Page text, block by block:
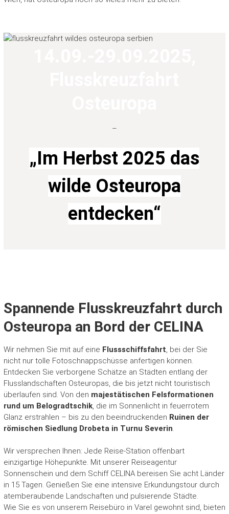
a
e
F
r
i
e
s
a
–
„Im Herbst 2025 das
wilde Osteuropa
entdecken“
Spannende Flusskreuzfahrt durch
Osteuropa an Bord der CELINA
Wir nehmen Sie mit auf eine Flussschiffsfahrt, bei der Sie
nicht nur tolle Fotoschnappschüsse anfertigen können.
Entdecken Sie verborgene Schätze an Städten entlang der
Flusslandschaften Osteuropas, die bis jetzt nicht touristisch
überlaufen sind. Von den majestätischen Felsformationen
rund um Belogradtschik, die im Sonnenlicht in feuerrotem
Glanz erstrahlen – bis zu den beeindruckenden Ruinen der
römischen Siedlung Drobeta in Turnu Severin.
Wir versprechen Ihnen: Jede Reise-Station offenbart
einzigartige Höhepunkte. Mit unserer Reiseagentur
Sonnenschein und dem Schiff CELINA bereisen Sie acht Länder
in 15 Tagen. Genießen Sie eine intensive Erkundungstour durch
atemberaubende Landschaften und pulsierende Städte.
Wie Sie es von unserem Reisebüro in Varel gewohnt sind, bieten